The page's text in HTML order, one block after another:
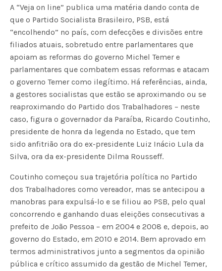
A “Veja on line” publica uma matéria dando conta de
que o Partido Socialista Brasileiro, PSB, está
“encolhendo” no país, com defecções e divisões entre
filiados atuais, sobretudo entre parlamentares que
apoiam as reformas do governo Michel Temer e
parlamentares que combatem essas reformas e atacam
o governo Temer como ilegítimo. Há referências, ainda,
a gestores socialistas que estão se aproximando ou se
reaproximando do Partido dos Trabalhadores – neste
caso, figura o governador da Paraíba, Ricardo Coutinho,
presidente de honra da legenda no Estado, que tem
sido anfitrião ora do ex-presidente Luiz Inácio Lula da
Silva, ora da ex-presidente Dilma Rousseff.
Coutinho começou sua trajetória política no Partido
dos Trabalhadores como vereador, mas se antecipou a
manobras para expulsá-lo e se filiou ao PSB, pelo qual
concorrendo e ganhando duas eleições consecutivas a
prefeito de João Pessoa – em 2004 e 2008 e, depois, ao
governo do Estado, em 2010 e 2014. Bem aprovado em
termos administrativos junto a segmentos da opinião
pública e crítico assumido da gestão de Michel Temer,